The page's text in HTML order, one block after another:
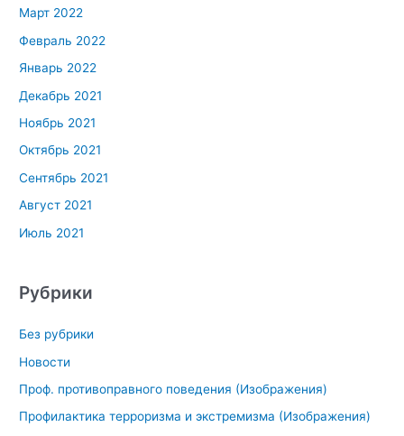
Март 2022
Февраль 2022
Январь 2022
Декабрь 2021
Ноябрь 2021
Октябрь 2021
Сентябрь 2021
Август 2021
Июль 2021
Рубрики
Без рубрики
Новости
Проф. противоправного поведения (Изображения)
Профилактика терроризма и экстремизма (Изображения)